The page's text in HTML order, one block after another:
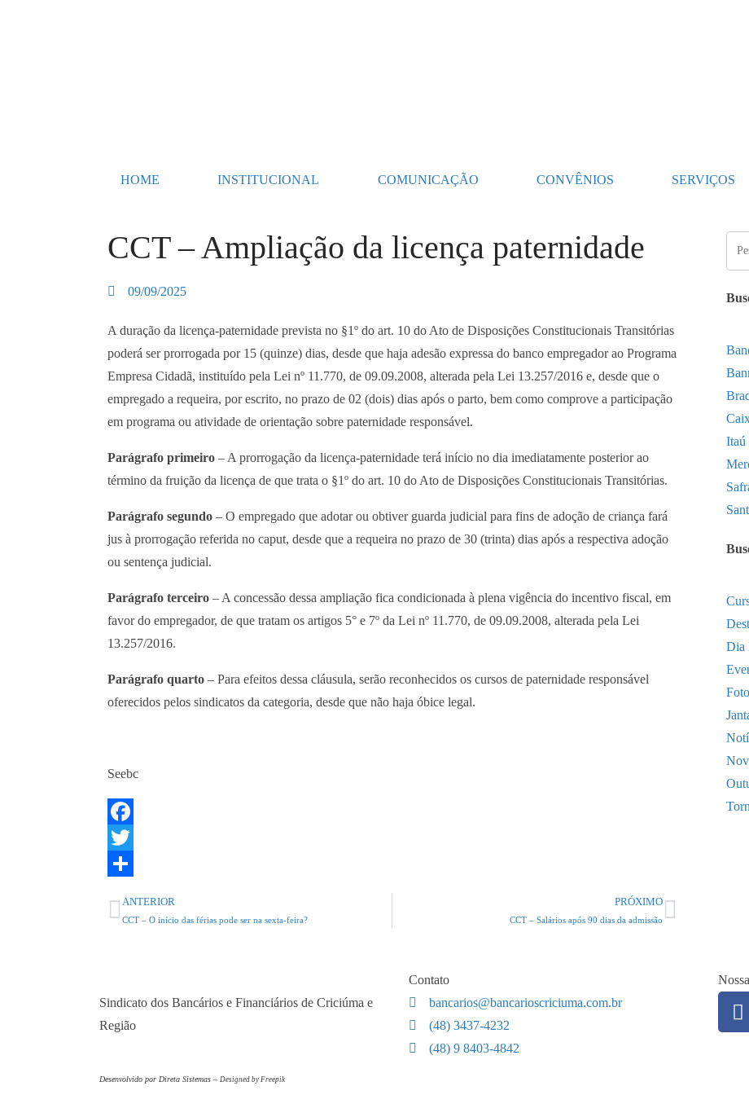
HOME INSTITUCIONAL COMUNICAÇÃO CONVÊNIOS SERVIÇOS
CCT – Ampliação da licença paternidade
09/09/2025
A duração da licença-paternidade prevista no §1º do art. 10 do Ato de Disposições Constitucionais Transitórias
poderá ser prorrogada por 15 (quinze) dias, desde que haja adesão expressa do banco empregador ao Programa
Empresa Cidadã, instituído pela Lei nº 11.770, de 09.09.2008, alterada pela Lei 13.257/2016 e, desde que o
empregado a requeira, por escrito, no prazo de 02 (dois) dias após o parto, bem como comprove a participação
em programa ou atividade de orientação sobre paternidade responsável.
Parágrafo primeiro – A prorrogação da licença-paternidade terá início no dia imediatamente posterior ao
término da fruição da licença de que trata o §1º do art. 10 do Ato de Disposições Constitucionais Transitórias.
Parágrafo segundo – O empregado que adotar ou obtiver guarda judicial para fins de adoção de criança fará
jus à prorrogação referida no caput, desde que a requeira no prazo de 30 (trinta) dias após a respectiva adoção
ou sentença judicial.
Parágrafo terceiro – A concessão dessa ampliação fica condicionada à plena vigência do incentivo fiscal, em
favor do empregador, de que tratam os artigos 5° e 7º da Lei nº 11.770, de 09.09.2008, alterada pela Lei
13.257/2016.
Parágrafo quarto – Para efeitos dessa cláusula, serão reconhecidos os cursos de paternidade responsável
oferecidos pelos sindicatos da categoria, desde que não haja óbice legal.
Seebc
F
e
T
ih
ANTERIOR
CCT – O início das férias pode ser na sexta-feira?
PRÓXIMO
CCT – Salários após 90 dias da admissão
Itaú
Dia
Sindicato dos Bancários e Financiários de Criciúma e
Região
Desenvolvido por Direta Sistemas – Designed by Freepik
Contato
bancarios@bancarioscriciuma.com.br
(48) 3437-4232
(48) 9 8403-4842